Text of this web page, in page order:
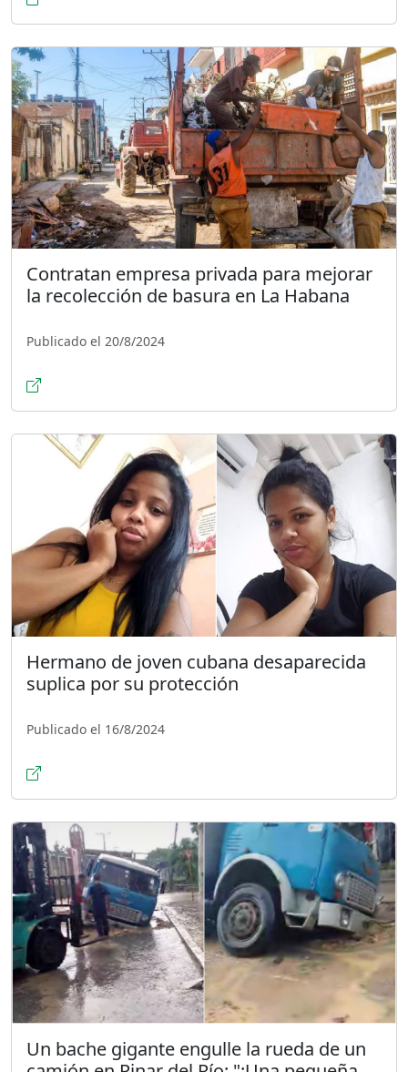
Contratan empresa privada para mejorar
la recolección de basura en La Habana
Publicado el 20/8/2024
Hermano de joven cubana desaparecida
suplica por su protección
Publicado el 16/8/2024
Un bache gigante engulle la rueda de un